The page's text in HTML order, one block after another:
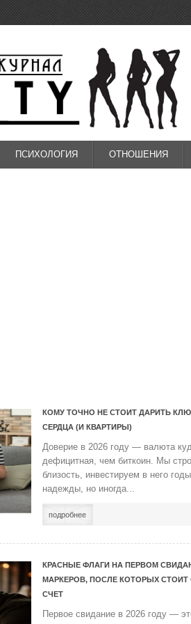
ПСИХОЛОГИЯ ОТНОШЕНИЯ
КОМУ ТОЧНО НЕ СТОИТ ДАРИТЬ
СЕРДЦА (И КВАРТИРЫ)
Доверие в 2026 году — валюта
дефицитная, чем биткоин. Мы
близость, инвестируем в него
надежды, но иногда...
подробнее
КРАСНЫЕ ФЛАГИ НА ПЕРВОМ
МАРКЕРОВ, ПОСЛЕ КОТОРЫХ СТОИТ
СЧЕТ
Первое свидание в 2026 году —